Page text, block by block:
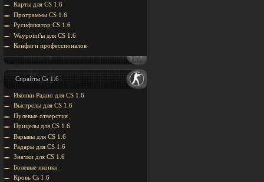
Карты для CS 1.6
Программы CS 1.6
Русификатор CS 1.6
Waypoint'ы для CS 1.6
Конфиги профессионалов
Спрайты Cs 1.6
Иконки Радио для CS 1.6
Выстрелы для CS 1.6
Пулевые отверстия
Прицелы для CS 1.6
Взрывы для CS 1.6
Радары для CS 1.6
Значки для CS 1.6
Болевые иконки
Кровь Cs 1.6